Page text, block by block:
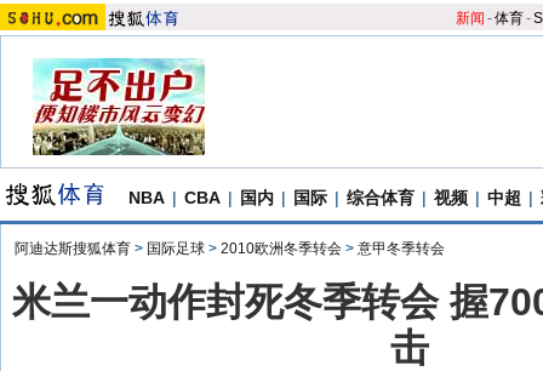
新闻 -体育-S
NBA | CBA | 国内 | 国际 | 综合体育 | 视频 | 中超 |
阿迪达斯搜狐体育 > 国际足球 > 2010欧洲冬季转会 > 意甲冬季转会
米兰一动作封死冬季转会 握
击